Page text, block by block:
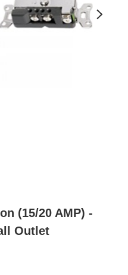
(15/20 AMP) -
Outlet